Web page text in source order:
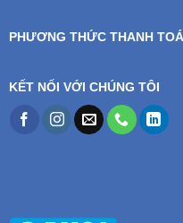
PHƯƠNG THỨC THANH
KẾT NỐI VỚI CHÚNG TÔI